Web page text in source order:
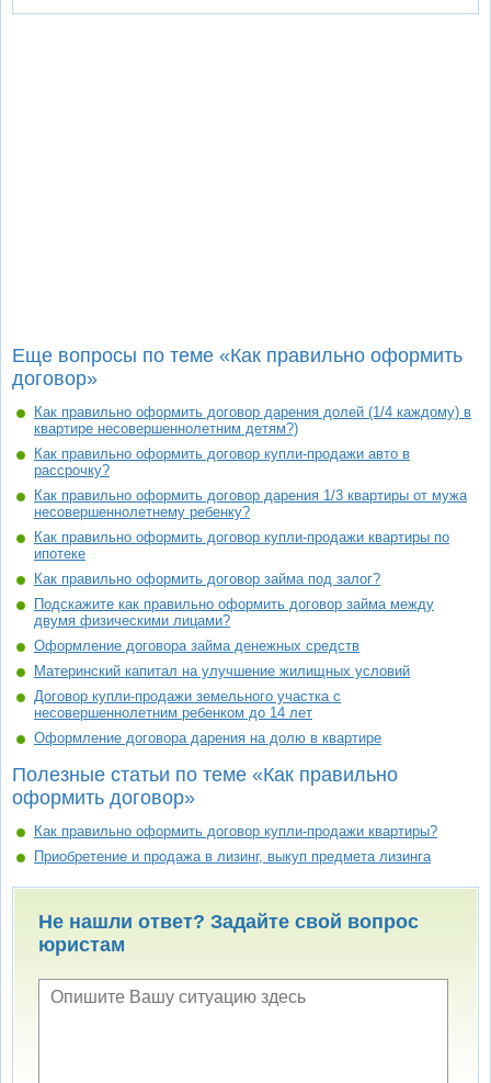
Еще вопросы по теме «Как правильно оформить
договор»
Как правильно оформить договор дарения долей (1/4 каждому) в
квартире несовершеннолетним детям?)
Как правильно оформить договор купли-продажи авто в
рассрочку?
Как правильно оформить договор дарения 1/3 квартиры от мужа
несовершеннолетнему ребенку?
Как правильно оформить договор купли-продажи квартиры по
ипотеке
Как правильно оформить договор займа под залог?
Подскажите как правильно оформить договор займа между
двумя физическими лицами?
Оформление договора займа денежных средств
Материнский капитал на улучшение жилищных условий
Договор купли-продажи земельного участка с
несовершеннолетним ребенком до 14 лет
Оформление договора дарения на долю в квартире
Полезные статьи по теме «Как правильно
оформить договор»
Как правильно оформить договор купли-продажи квартиры?
Приобретение и продажа в лизинг, выкуп предмета лизинга
Не нашли ответ? Задайте свой вопрос
юристам